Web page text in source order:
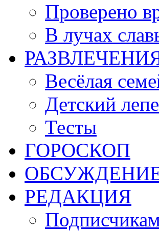
Проверено
В лучах
Весёлая
Детский
Тесты
ГОРОСКОП
РЕДАКЦИЯ